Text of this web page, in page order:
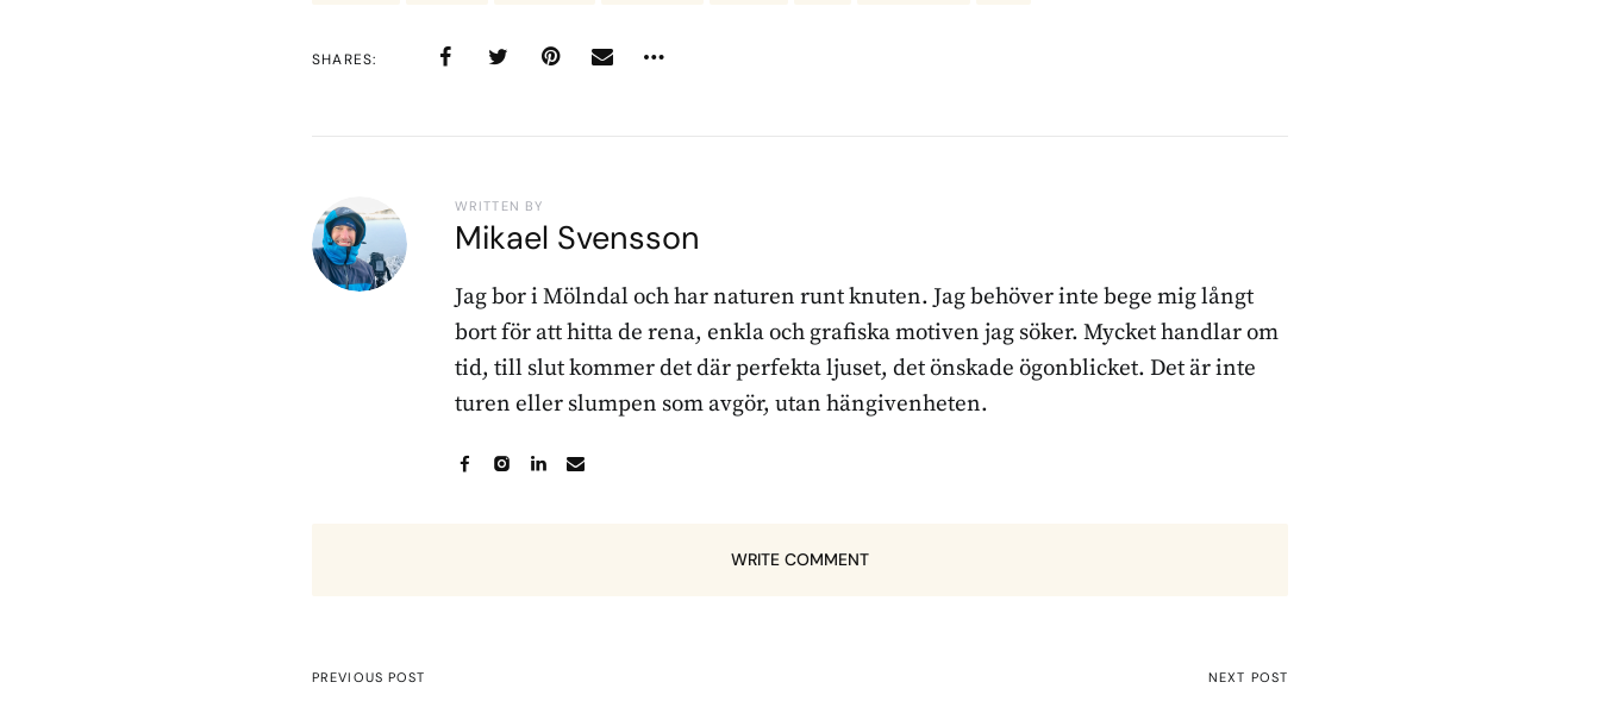
SHARES
WRITTEN BY
Mikael Svensson
Jag bor i Mölndal och har naturen runt knuten. Jag behöver inte bege mig långt
bort för att hitta de rena, enkla och grafiska motiven jag söker. Mycket handlar om
tid, till slut kommer det där perfekta ljuset, det önskade ögonblicket. Det är inte
turen eller slumpen som avgör, utan hängivenheten.
WRITE COMMENT
PREVIOUS POST NEXT POST